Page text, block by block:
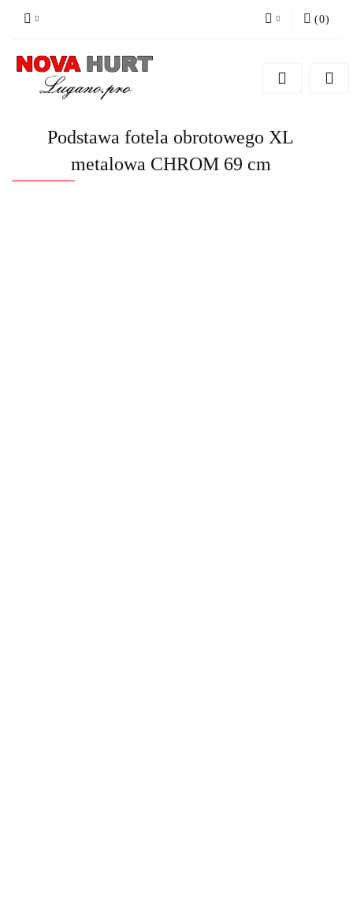
Zarejestruj się
(0)
Podstawa fotela obrotowego XL
metalowa CHROM 69 cm